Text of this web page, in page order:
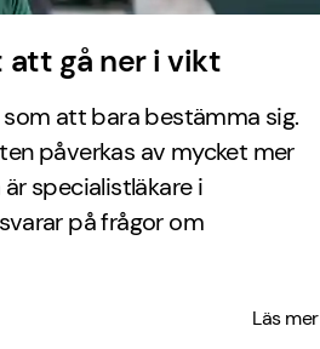
att gå ner i vikt
som att bara bestämma sig.
påverkas av mycket mer
specialistläkare i
på frågor om
Läs mer